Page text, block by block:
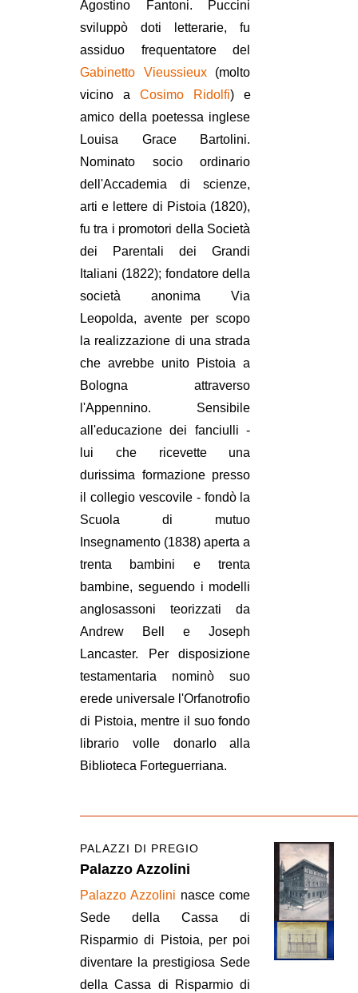
Agostino Fantoni. Puccini
sviluppò doti letterarie, fu
assiduo frequentatore del
Gabinetto Vieussieux(molto
vicino a Cosimo Ridolfi) e
amico della poetessa inglese
Louisa Grace Bartolini.
Nominato socio ordinario
dell'Accademia di scienze,
arti e lettere di Pistoia (1820),
fu tra i promotori della Società
dei Parentali dei Grandi
Italiani (1822); fondatore della
società anonima Via
Leopolda, avente per scopo
la realizzazione di una strada
che avrebbe unito Pistoia a
Bologna attraverso
l'Appennino. Sensibile
all'educazione dei fanciulli -
lui che ricevette una
durissima formazione presso
il collegio vescovile - fondò la
Scuola di mutuo
Insegnamento (1838) aperta a
trenta bambini e trenta
bambine, seguendo i modelli
anglosassoni teorizzati da
Andrew Bell e Joseph
Lancaster. Per disposizione
testamentaria nominò suo
erede universale l'Orfanotrofio
di Pistoia, mentre il suo fondo
librario volle donarlo alla
Biblioteca Forteguerriana.
PALAZZI DI PREGIO
Palazzo Azzolini
Palazzo Azzolini nasce come
Sede della Cassa di
Risparmio di Pistoia, per poi
diventare la prestigiosa Sede
della Cassa di Risparmio di